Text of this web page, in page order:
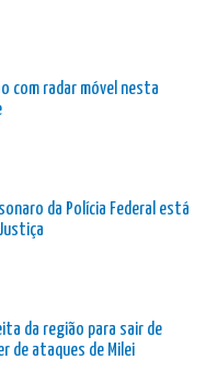
com radar móvel nesta
da Polícia Federal está
da região para sair de
de ataques de Milei